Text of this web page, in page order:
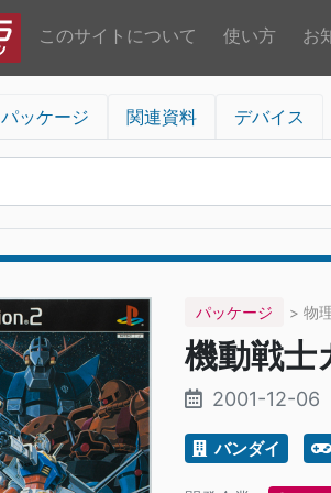
このサイトについて 使い方 お
パッケージ 関連資料 デバイス
パッケージ > 物
機動戦士
2001-12-06
バンダイ